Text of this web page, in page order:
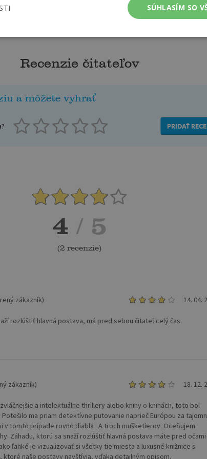
Recenzie čitateľov
a môžete vyhrať
PRIDAŤ
4 / 5
(2 recenzie)
zákazník) 14. 04.
rozlúštiť hlavná postava, má pred sebou čitateľ celý čas.
zákazník) 18. 12.
a intelektuálne thrillery alebo knihy o knihách, toto bol
ma priam detektívne putovanie naprieč Európou za
v tomto prípade rovno diabla . A troch mušketierov. Oceňujem
Záhadu, ktorú sa snaží rozlúštiť hlavná postava máte pred očami
ľahké je vizualizovať si všetky tie miesta a luxusné knižnice s
ktoré naše postavy navštívia, vďaka detailným opisom.
SÚHLASÍM SO